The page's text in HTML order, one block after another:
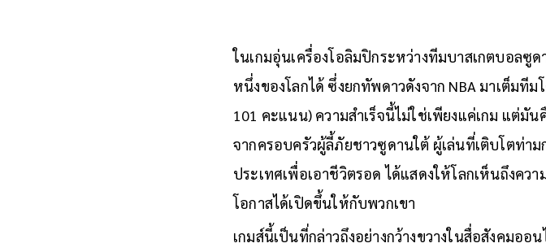
ประเทศของผม
ในเกมอุ่นเครื่องโอลิมปิกระหว่างทีมบาสเกตบอล
หนึ่งของโลกได้ ซึ่งยกทัพดาวดังจาก NBA มาเต็ม
101 คะแนน) ความสำเร็จนี้ไม่ใช่เพียงแค่เกม แต่มั
จากครอบครัวผู้ลี้ภัยชาวซูดานใต้ ผู้เล่นที่เติบโตท่า
ประเทศเพื่อเอาชีวิตรอด ได้แสดงให้โลกเห็นถึงคว
โอกาสได้เปิดขึ้นให้กับพวกเขา